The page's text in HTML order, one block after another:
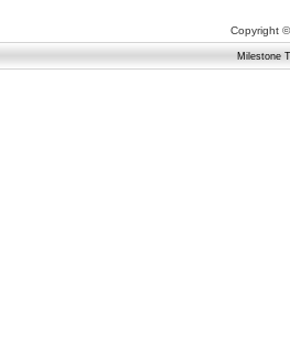
Copyright
Milestone